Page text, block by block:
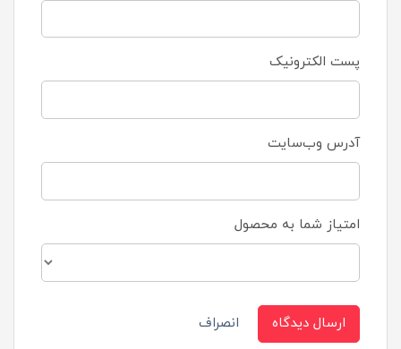
پست الکترونیک
آدرس وب‌سایت
امتیاز شما به محصول
ارسال دیدگاه انصراف